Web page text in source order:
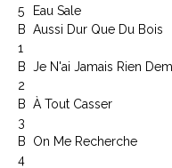
5
Eau Sale
B
1
Aussi Dur Que Du Bois
B
2
Je N'ai Jamais Rien
B
3
À Tout Casser
B
4
On Me Recherche